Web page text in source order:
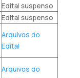
Edital suspenso
Edital suspenso
Arquivos do
Edital
Arquivos do